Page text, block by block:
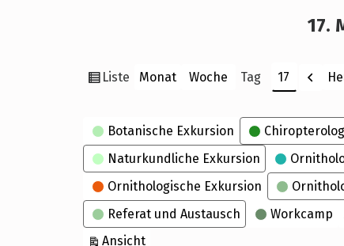
17.
Ansicht
Liste Monat Woche Tag
Monat
Tag
Jahr
Kategorien
Botanische Exkursion
Naturkundliche Exkursion
Ornithologische Exkursion
Referat und Austausch
Workcamp
Ansichtausdrucken